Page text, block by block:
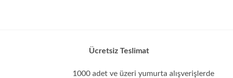
Ücretsiz Teslimat
1000 adet ve üzeri yumurta alışverişlerde